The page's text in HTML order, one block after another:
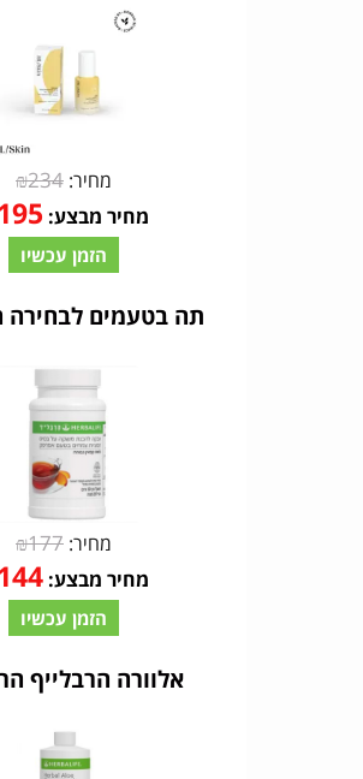
מחיר: ₪234
מחיר מבצע:
הזמן עכשיו
תה בטעמים לבחירה
מחיר: ₪177
מחיר מבצע:
הזמן עכשיו
אלוורה הרבלייף